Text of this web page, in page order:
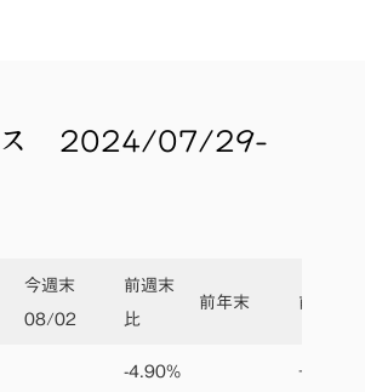
ス 2024/07/29-
今週末
08/02
前週末
比
前年末 前年末比
-4.90% +4.16%